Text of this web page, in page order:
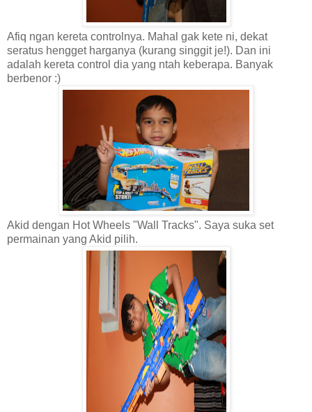
Afiq ngan kereta controlnya. Mahal gak kete ni, dekat
seratus hengget harganya (kurang singgit je!). Dan ini
adalah kereta control dia yang ntah keberapa. Banyak
berbenor :)
Akid dengan Hot Wheels "Wall Tracks". Saya suka set
permainan yang Akid pilih.